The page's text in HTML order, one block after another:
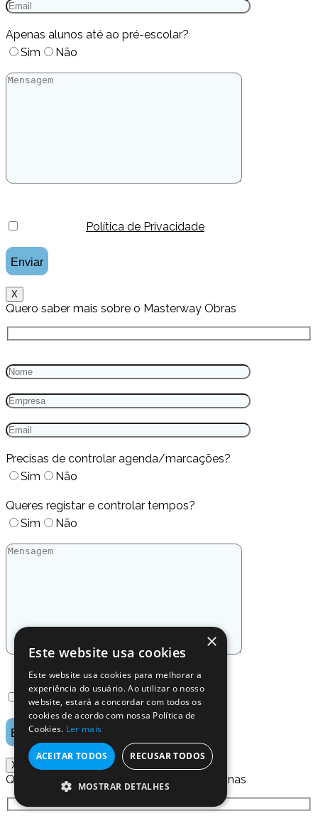
Apenas alunos até ao pré-escolar?
Sim
Não
Política de Privacidade
X
Quero saber mais sobre o Masterway Obras
Precisas de controlar agenda/marcações?
Sim
Não
Queres registar e controlar tempos?
Sim
Não
Li e aceito aPolítica de Privacidade
X
Quero saber mais sobre o Masterway Oficinas
×
Este website usa cookies
Este website usa cookies para melhorar a
experiência do usuário. Ao utilizar o nosso
website, estará a concordar com todos os
cookies de acordo com nossa Política de
Cookies. Ler mais
ACEITAR TODOS RECUSAR TODOS
MOSTRAR DETALHES